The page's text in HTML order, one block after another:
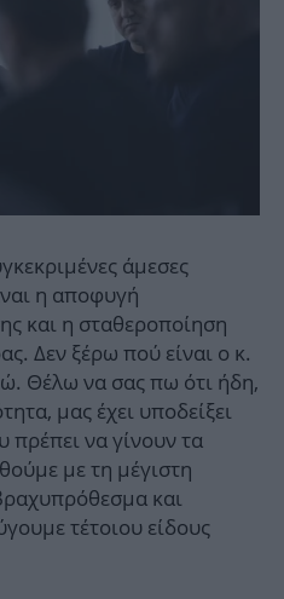
άμεσες
η αποφυγή
και η σταθεροποίηση
Δεν ξέρω πού είναι ο κ.
Θέλω να σας πω ότι ήδη,
μας έχει υποδείξει
πρέπει να γίνουν τα
με τη μέγιστη
και
τέτοιου είδους